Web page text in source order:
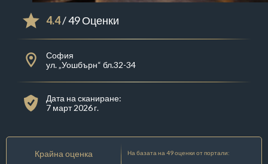
4.4/ 49 Оценки
София
ул. „Уошбърн“ бл.32-34
Дата на сканиране:
7 март 2026 г.
Крайна оценка На базата на 49 оценки от портали: